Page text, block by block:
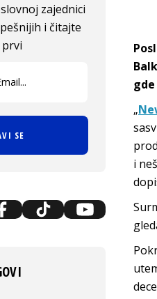
„
i
zajednici
i čitajte
prvi
SE